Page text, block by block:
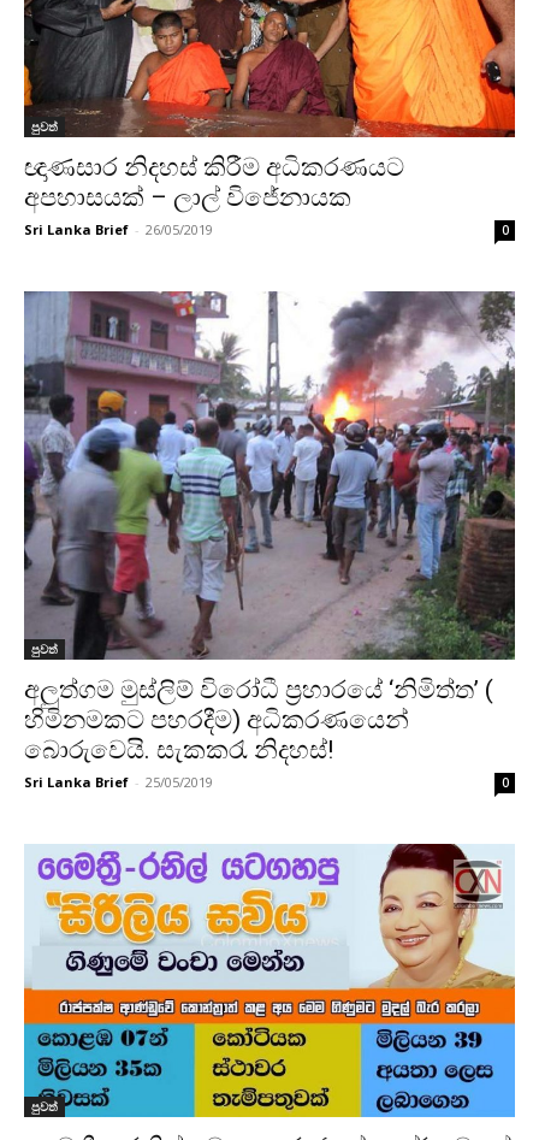
පුවත්
ඥාණසාර නිදහස් කිරීම අධිකරණයට
අපහාසයක් – ලාල් විජේනායක
Sri Lanka Brief - 26/05/2019 0
පුවත්
අලුත්ගම මුස්ලිම් විරෝධී ප්‍රහාරයේ ‘නිමිත්ත’ (
හිමිනමකට පහරදීම) අධිකරණයෙන්
බොරුවෙයි. සැකකරැ නිදහස්!
Sri Lanka Brief - 25/05/2019 0
පුවත්